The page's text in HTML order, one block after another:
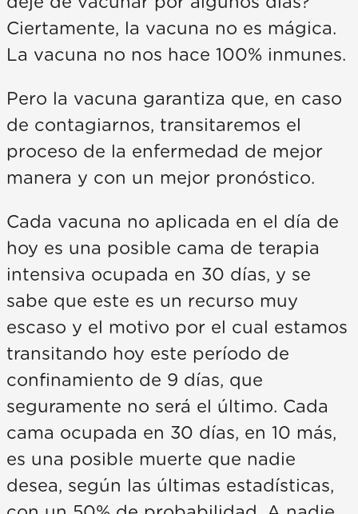
Ciertamente, la vacuna no es mágica.
La vacuna no nos hace 100% inmunes.
Pero la vacuna garantiza que, en caso
de contagiarnos, transitaremos el
proceso de la enfermedad de mejor
manera y con un mejor pronóstico.
Cada vacuna no aplicada en el día de
hoy es una posible cama de terapia
intensiva ocupada en 30 días, y se
sabe que este es un recurso muy
escaso y el motivo por el cual estamos
transitando hoy este período de
confinamiento de 9 días, que
seguramente no será el último. Cada
cama ocupada en 30 días, en 10 más,
es una posible muerte que nadie
desea, según las últimas estadísticas,